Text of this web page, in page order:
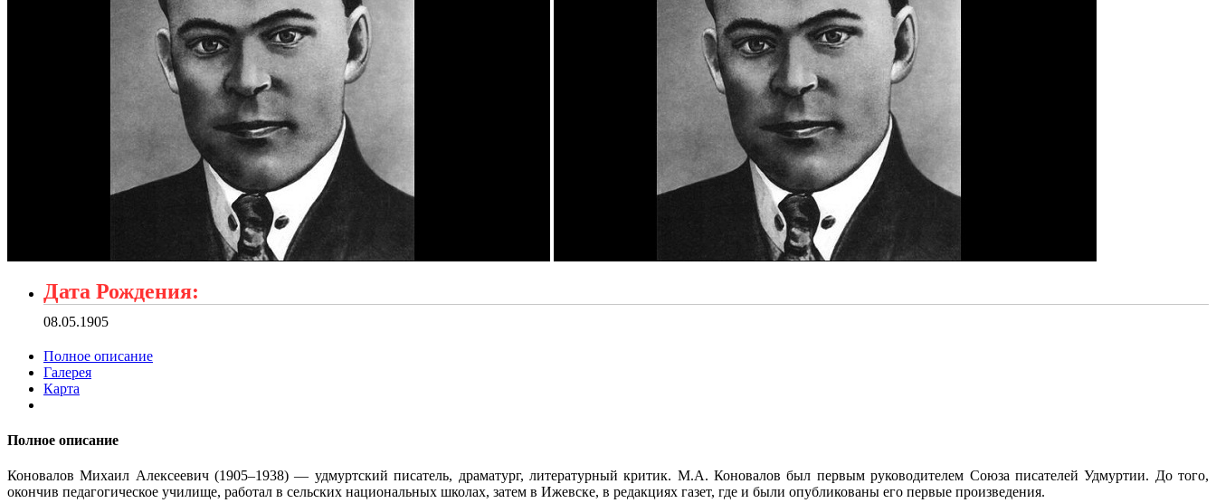
Дата Рождения:
08.05.1905
Полное описание
Галерея
Карта
Полное описание
Коновалов Михаил Алексеевич (1905–1938) — удмуртский писатель, драматург, литературный критик. М.А. Коновалов был первым руководителем Союза писателей Удмуртии. До того,
окончив педагогическое училище, работал в сельских национальных школах, затем в Ижевске, в редакциях газет, где и были опубликованы его первые произведения.